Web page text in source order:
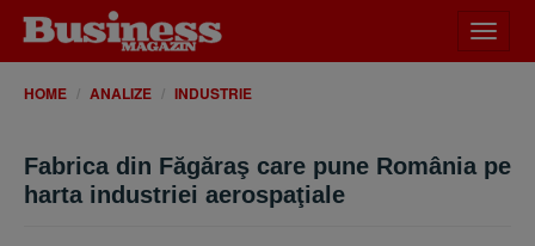
meniu
HOME ANALIZE INDUSTRIE
Fabrica din Făgăraş care pune România pe
harta industriei aerospaţiale